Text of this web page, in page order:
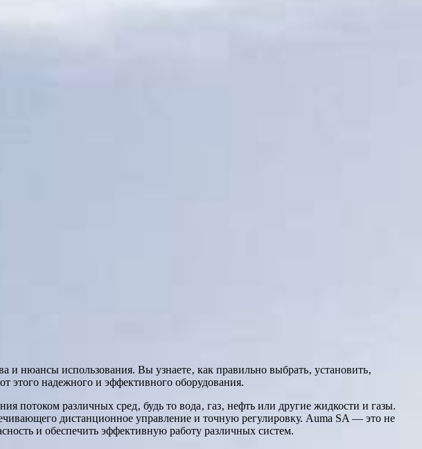
нюансы использования. Вы узнаете‚ как правильно выбрать‚ установить‚
этого надежного и эффективного оборудования.
различных сред‚ будь то вода‚ газ‚ нефть или другие жидкости и газы.
дистанционное управление и точную регулировку. Auma SA — это не
и обеспечить эффективную работу различных систем.